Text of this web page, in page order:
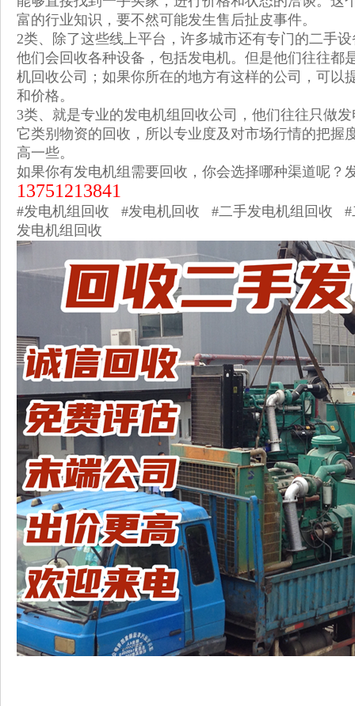
富的行业知识，要不然可能发生售后扯皮事件。
2类、除了这些线上平台，许多城市还有专门的二手
他们会回收各种设备，包括发电机。但是他们往往都
机回收公司；如果你所在的地方有这样的公司，可以
和价格。
3类、就是专业的发电机组回收公司，他们往往只做
它类别物资的回收，所以专业度及对市场行情的把握
高一些。
如果你有发电机组需要回收，你会选择哪种渠道呢？
13751213841
#发电机组回收 #发电机回收 #二手发电机组回收
发电机组回收